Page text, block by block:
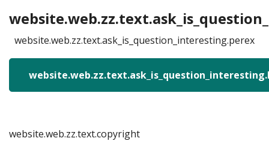
website.web.zz.text.ask_is_question_interesting.perex
website.web.zz.text.copyright